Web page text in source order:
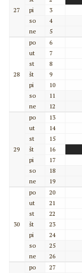
27
pi
3
so
4
ne
5
28
po
6
ut
7
st
8
št
9
pi
10
so
11
ne
12
29
po
13
ut
14
st
15
št
16
pi
17
so
18
ne
19
30
po
20
ut
21
st
22
št
23
pi
24
so
25
ne
26
po
27